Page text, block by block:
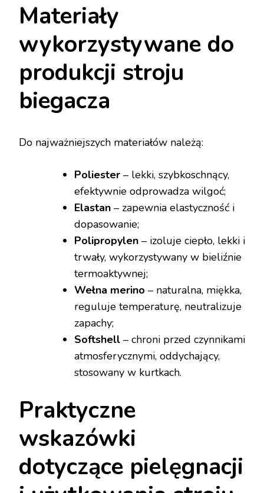
Materiały
wykorzystywane do
produkcji stroju
biegacza
Do najważniejszych materiałów należą:
Poliester – lekki, szybkoschnący,
efektywnie odprowadza wilgoć;
Elastan – zapewnia elastyczność i
dopasowanie;
Polipropylen – izoluje ciepło, lekki i
trwały, wykorzystywany w bieliźnie
termoaktywnej;
Wełna merino – naturalna, miękka,
reguluje temperaturę, neutralizuje
zapachy;
Softshell – chroni przed czynnikami
atmosferycznymi, oddychający,
stosowany w kurtkach.
Praktyczne
wskazówki
dotyczące pielęgnacji